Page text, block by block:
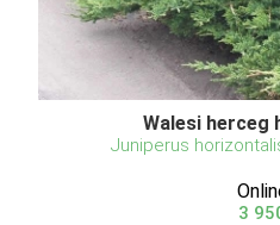
Walesi herceg
Juniperus
3